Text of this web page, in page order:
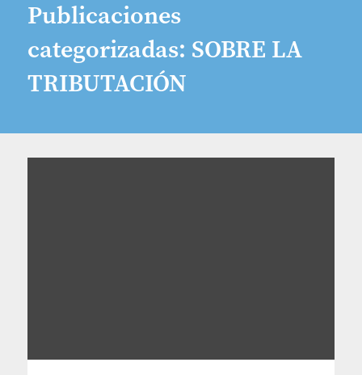
Publicaciones
categorizadas: SOBRE LA
TRIBUTACIÓN